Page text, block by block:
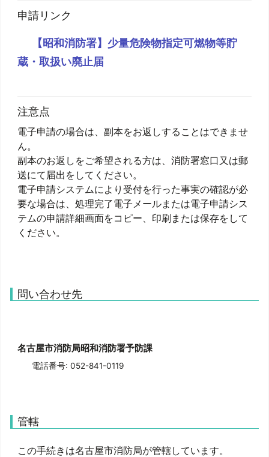
申請リンク
【昭和消防署】少量危険物指定可燃物等貯
蔵・取扱い廃止届
注意点
電子申請の場合は、副本をお返しすることはできませ
ん。
副本のお返しをご希望される方は、消防署窓口又は郵
送にて届出をしてください。
電子申請システムにより受付を行った事実の確認が必
要な場合は、処理完了電子メールまたは電子申請シス
テムの申請詳細画面をコピー、印刷または保存をして
ください。
問い合わせ先
名古屋市消防局昭和消防署予防課
電話番号: 052-841-0119
管轄
この手続きは名古屋市消防局が管轄しています。